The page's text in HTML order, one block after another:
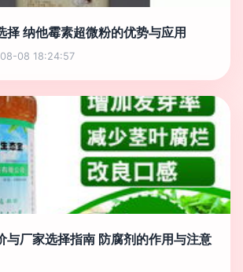
择 纳他霉素超微粉的优势与应用
08 18:24:57
与厂家选择指南 防腐剂的作用与注意